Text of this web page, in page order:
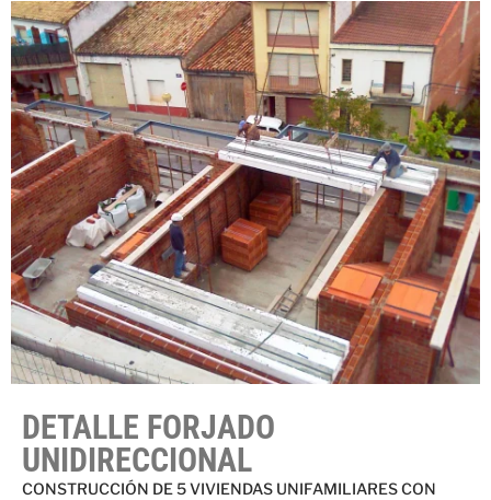
DETALLE FORJADO
UNIDIRECCIONAL
CONSTRUCCIÓN DE 5 VIVIENDAS UNIFAMILIARES CON